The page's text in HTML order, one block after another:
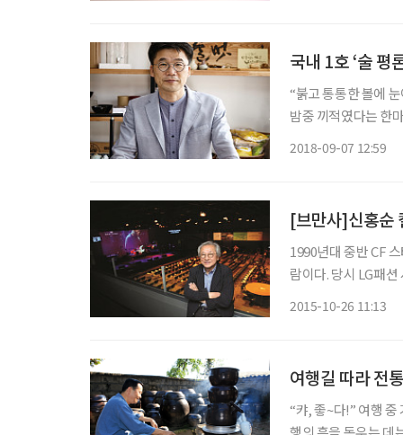
국내 1호 ‘술 평
“붉고 통통한 볼에
밤중 끼적였다는 한
2018-09-07 12:59
[브만사]신홍순
1990년대 중반 CF
람이다. 당시 LG패
2015-10-26 11:13
여행길 따라 전
“캬, 좋~다!” 여행 중